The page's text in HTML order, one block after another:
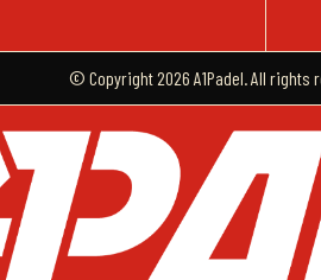
© Copyright 2026 A1Padel. All rights